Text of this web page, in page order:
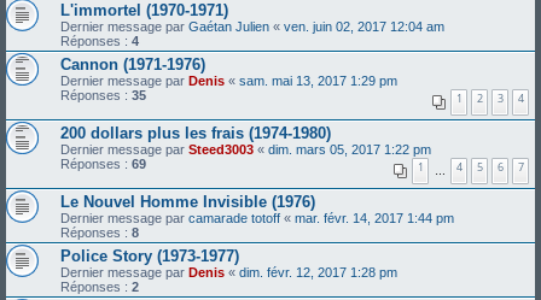
L'immortel (1970-1971)
Dernier message par Gaétan Julien « ven. juin 02, 2017 12:04 am
Réponses : 4
Cannon (1971-1976)
Dernier message par Denis « sam. mai 13, 2017 1:29 pm
Réponses : 35 1 2 3 4
200 dollars plus les frais (1974-1980)
Dernier message par Steed3003 « dim. mars 05, 2017 1:22 pm
Réponses : 69 1 … 4 5 6 7
Le Nouvel Homme Invisible (1976)
Dernier message par camarade totoff « mar. févr. 14, 2017 1:44 pm
Réponses : 8
Police Story (1973-1977)
Dernier message par Denis « dim. févr. 12, 2017 1:28 pm
Réponses : 2